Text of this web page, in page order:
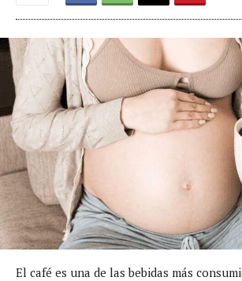
El café es una de las bebidas más